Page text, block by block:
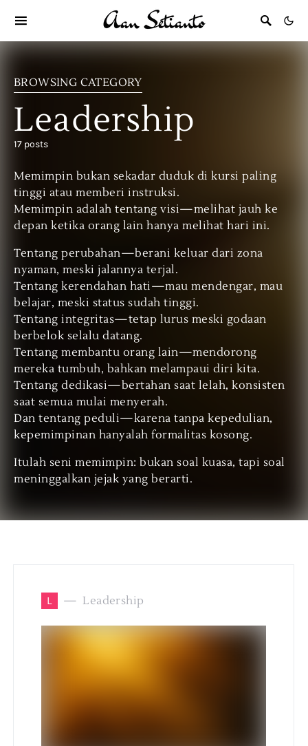
BROWSING CATEGORY
Leadership
17 posts
Memimpin bukan sekadar duduk di kursi paling
tinggi atau memberi instruksi.
Memimpin adalah tentang visi—melihat jauh ke
depan ketika orang lain hanya melihat hari ini.
Tentang perubahan—berani keluar dari zona
nyaman, meski jalannya terjal.
Tentang kerendahan hati—mau mendengar, mau
belajar, meski status sudah tinggi.
Tentang integritas—tetap lurus meski godaan
berbelok selalu datang.
Tentang membantu orang lain—mendorong
mereka tumbuh, bahkan melampaui diri kita.
Tentang dedikasi—bertahan saat lelah, konsisten
saat semua mulai menyerah.
Dan tentang peduli—karena tanpa kepedulian,
kepemimpinan hanyalah formalitas kosong.
Itulah seni memimpin: bukan soal kuasa, tapi soal
meninggalkan jejak yang berarti.
L Leadership